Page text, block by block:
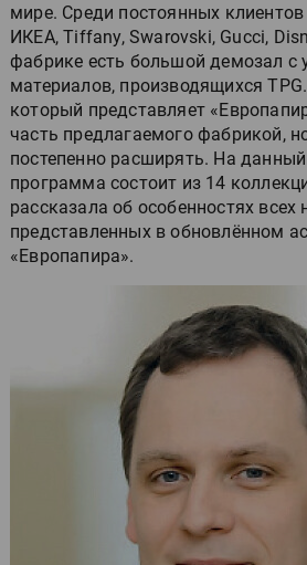
мире. Среди постоянных
ИКЕА, Tiffany, Swarovski, Gucci,
фабрике есть большой демозал с
материалов, производящихся
который представляет
часть предлагаемого фабрикой,
постепенно расширять. На
программа состоит из 14
рассказала об особенностях всех
представленных в обновлённом
«Европапира».